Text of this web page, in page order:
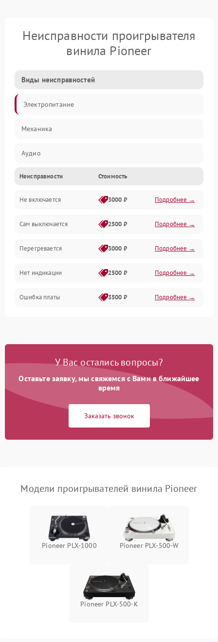
Неисправности проигрывателя
винила Pioneer
Виды неисправностей
Электропитание
Механика
Аудио
Неисправности Стоимость
Не включается 3000 ₽ Подробнее →
Сам выключается 2500 ₽ Подробнее →
Перегревается 3000 ₽ Подробнее →
Нет индикации 2500 ₽ Подробнее →
Ошибка платы 3500 ₽ Подробнее →
У Вас остались вопросы?
Оставьте заявку, мы свяжемся с Вами в ближайшее
время
Заказать звонок
Модели проигрывателей винила Pioneer
Pioneer PLX‑1000 Pioneer PLX‑500‑W
Pioneer PLX‑500‑K